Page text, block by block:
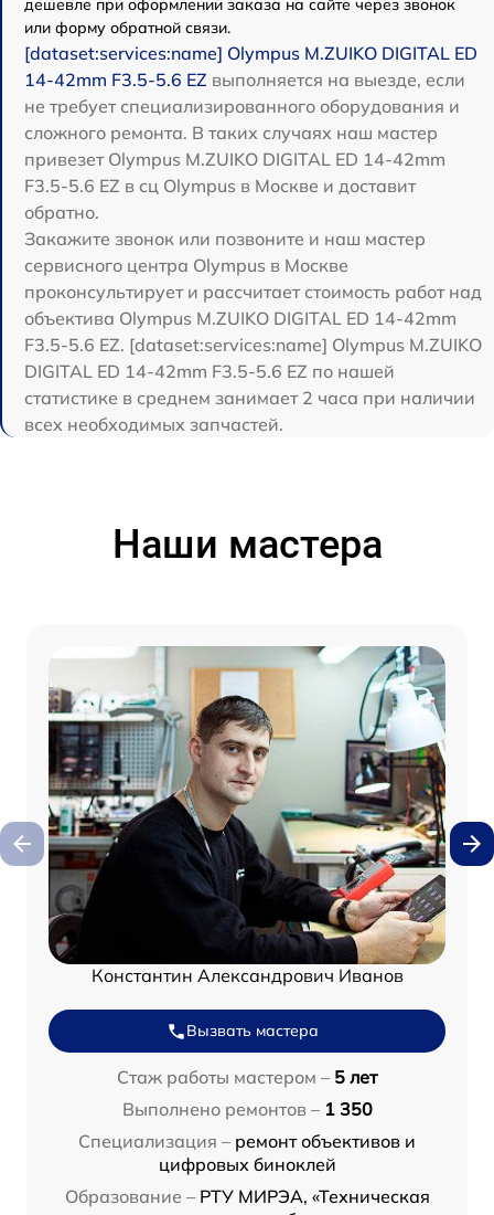
дешевле при оформлении заказа на сайте через звонок
или форму обратной связи.
[dataset:services:name] Olympus M.ZUIKO DIGITAL ED
14-42mm F3.5-5.6 EZ выполняется на выезде, если
не требует специализированного оборудования и
сложного ремонта. В таких случаях наш мастер
привезет Olympus M.ZUIKO DIGITAL ED 14-42mm
F3.5-5.6 EZ в сц Olympus в Москве и доставит
обратно.
Закажите звонок или позвоните и наш мастер
сервисного центра Olympus в Москве
проконсультирует и рассчитает стоимость работ над
объектива Olympus M.ZUIKO DIGITAL ED 14-42mm
F3.5-5.6 EZ. [dataset:services:name] Olympus M.ZUIKO
DIGITAL ED 14-42mm F3.5-5.6 EZ по нашей
статистике в среднем занимает 2 часа при наличии
всех необходимых запчастей.
Наши мастера
Константин Александрович Иванов
Вызвать мастера
Стаж работы мастером – 5 лет
Выполнено ремонтов – 1 350
Специализация – ремонт объективов и
цифровых биноклей
Образование – РТУ МИРЭА, «Техническая